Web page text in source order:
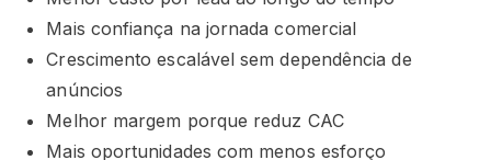
Mais confiança na jornada comercial
Crescimento escalável sem dependência de
anúncios
Melhor margem porque reduz CAC
Mais oportunidades com menos esforço